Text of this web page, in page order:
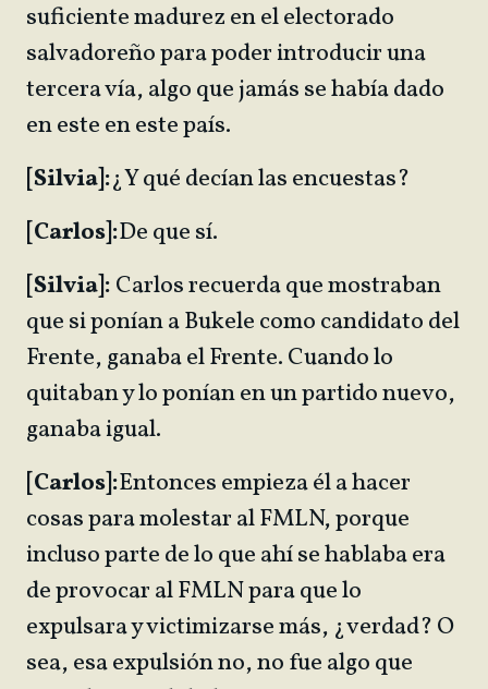
suficiente madurez en el electorado
salvadoreño para poder introducir una
tercera vía, algo que jamás se había dado
en este en este país.
[Silvia]:¿Y qué decían las encuestas?
[Carlos]:De que sí.
[Silvia]:Carlos recuerda que mostraban
que si ponían a Bukele como candidato del
Frente, ganaba el Frente. Cuando lo
quitaban y lo ponían en un partido nuevo,
ganaba igual.
[Carlos]:Entonces empieza él a hacer
cosas para molestar al FMLN, porque
incluso parte de lo que ahí se hablaba era
de provocar al FMLN para que lo
expulsara y victimizarse más, ¿verdad? O
sea, esa expulsión no, no fue algo que